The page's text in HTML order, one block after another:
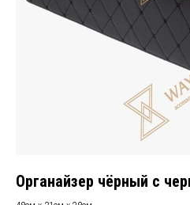
Органайзер чёрный с